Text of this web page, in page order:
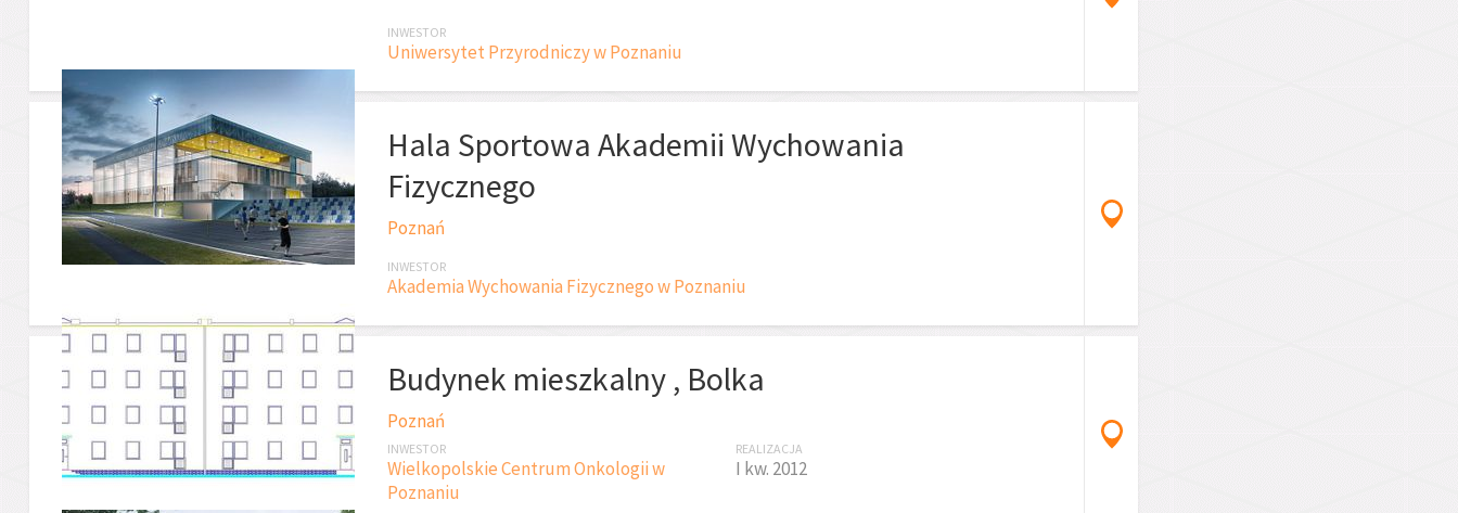
INWESTOR
Uniwersytet Przyrodniczy w Poznaniu
Hala Sportowa Akademii Wychowania
Fizycznego
Poznań
INWESTOR
Akademia Wychowania Fizycznego w Poznaniu
Budynek mieszkalny , Bolka
Poznań
INWESTOR
Wielkopolskie Centrum Onkologii w
Poznaniu
REALIZACJA
I kw. 2012